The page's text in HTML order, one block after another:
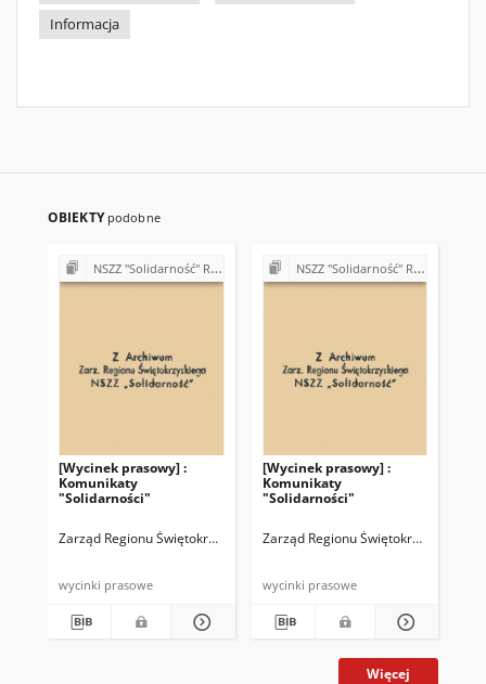
Informacja
OBIEKTY podobne
NSZZ "Solidarność" Regionu Świętokrzyskiego - materiały różne
[Wycinek prasowy] :
Komunikaty
"Solidarności"
Zarząd Regionu Świętokrzyskiego NSZZ "Solidarność"
wycinki prasowe
NSZZ "Solidarność" Regionu Świętokrzyskiego - materiały różne
[Wycinek prasowy] :
Komunikaty
"Solidarności"
Zarząd Regionu Świętokrzyskiego
wycinki prasowe
Więcej